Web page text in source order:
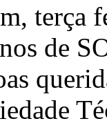
terça
de